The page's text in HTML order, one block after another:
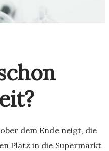
dem Ende neigt, die
Platz in die Supermarkt